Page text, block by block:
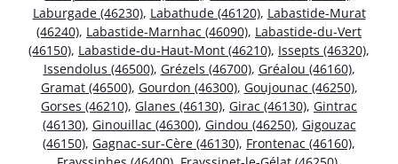
Laburgade (46230), Labathude (46120), Labastide-Murat
(46240), Labastide-Marnhac (46090), Labastide-du-Vert
(46150), Labastide-du-Haut-Mont (46210), Issepts (46320),
Issendolus (46500), Grézels (46700), Gréalou (46160),
Gramat (46500), Gourdon (46300), Goujounac (46250),
Gorses (46210), Glanes (46130), Girac (46130), Gintrac
(46130), Ginouillac (46300), Gindou (46250), Gigouzac
(46150), Gagnac-sur-Cère (46130), Frontenac (46160),